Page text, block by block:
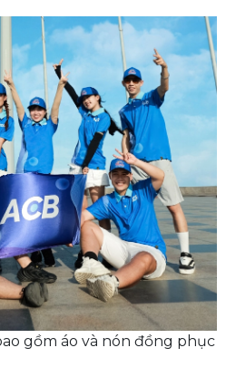
gồm áo và nón đồng phục